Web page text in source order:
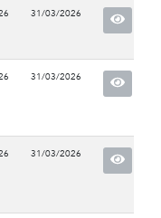
31/03/2026
31/03/2026
31/03/2026